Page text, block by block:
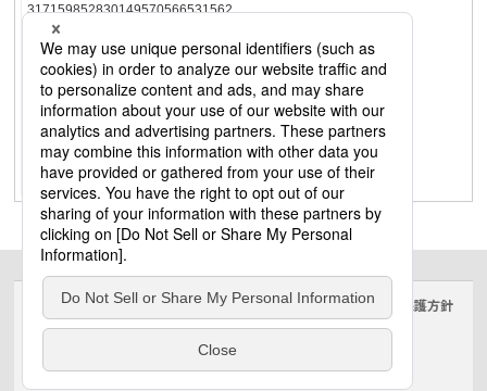
317159852830149570566531562
052935155073569032564903070
1625765720340φ389φ778φ1166
㎜
0123mlx2700K3000K3500K4000
K105255110263012801170570K0
193169956546452390116010655
159935482524851205110553510
4205060260512651160560φ281φ
562φ843㎜
サイトのご利用にあたって クッキーポリシー 個人情報保護方針
電気・建築設備（ビジネス）
© Panasonic Electric Works Co., Ltd.